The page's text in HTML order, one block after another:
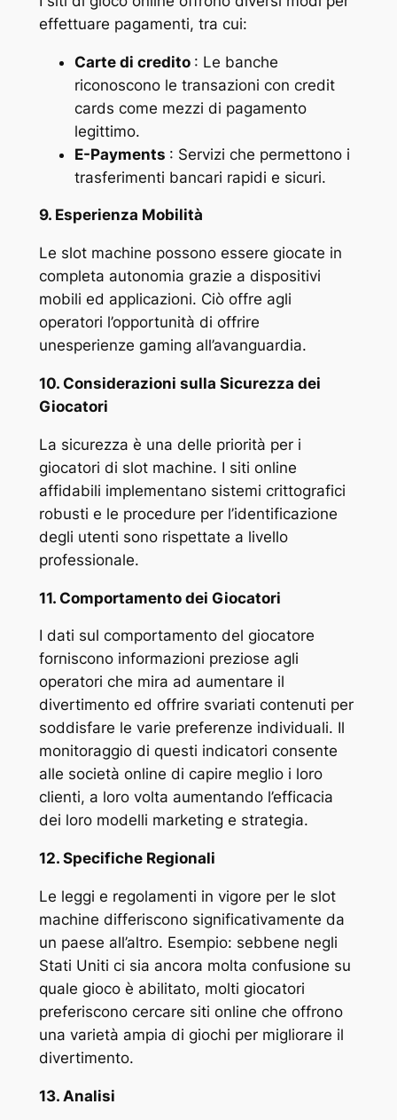
effettuare pagamenti, tra cui:
Carte di credito : Le banche
riconoscono le transazioni con credit
cards come mezzi di pagamento
legittimo.
E-Payments : Servizi che permettono i
trasferimenti bancari rapidi e sicuri.
9. Esperienza Mobilità
Le slot machine possono essere giocate in
completa autonomia grazie a dispositivi
mobili ed applicazioni. Ciò offre agli
operatori l’opportunità di offrire
unesperienze gaming all’avanguardia.
10. Considerazioni sulla Sicurezza dei
Giocatori
La sicurezza è una delle priorità per i
giocatori di slot machine. I siti online
affidabili implementano sistemi crittografici
robusti e le procedure per l’identificazione
degli utenti sono rispettate a livello
professionale.
11. Comportamento dei Giocatori
I dati sul comportamento del giocatore
forniscono informazioni preziose agli
operatori che mira ad aumentare il
divertimento ed offrire svariati contenuti per
soddisfare le varie preferenze individuali. Il
monitoraggio di questi indicatori consente
alle società online di capire meglio i loro
clienti, a loro volta aumentando l’efficacia
dei loro modelli marketing e strategia.
12. Specifiche Regionali
Le leggi e regolamenti in vigore per le slot
machine differiscono significativamente da
un paese all’altro. Esempio: sebbene negli
Stati Uniti ci sia ancora molta confusione su
quale gioco è abilitato, molti giocatori
preferiscono cercare siti online che offrono
una varietà ampia di giochi per migliorare il
divertimento.
13. Analisi